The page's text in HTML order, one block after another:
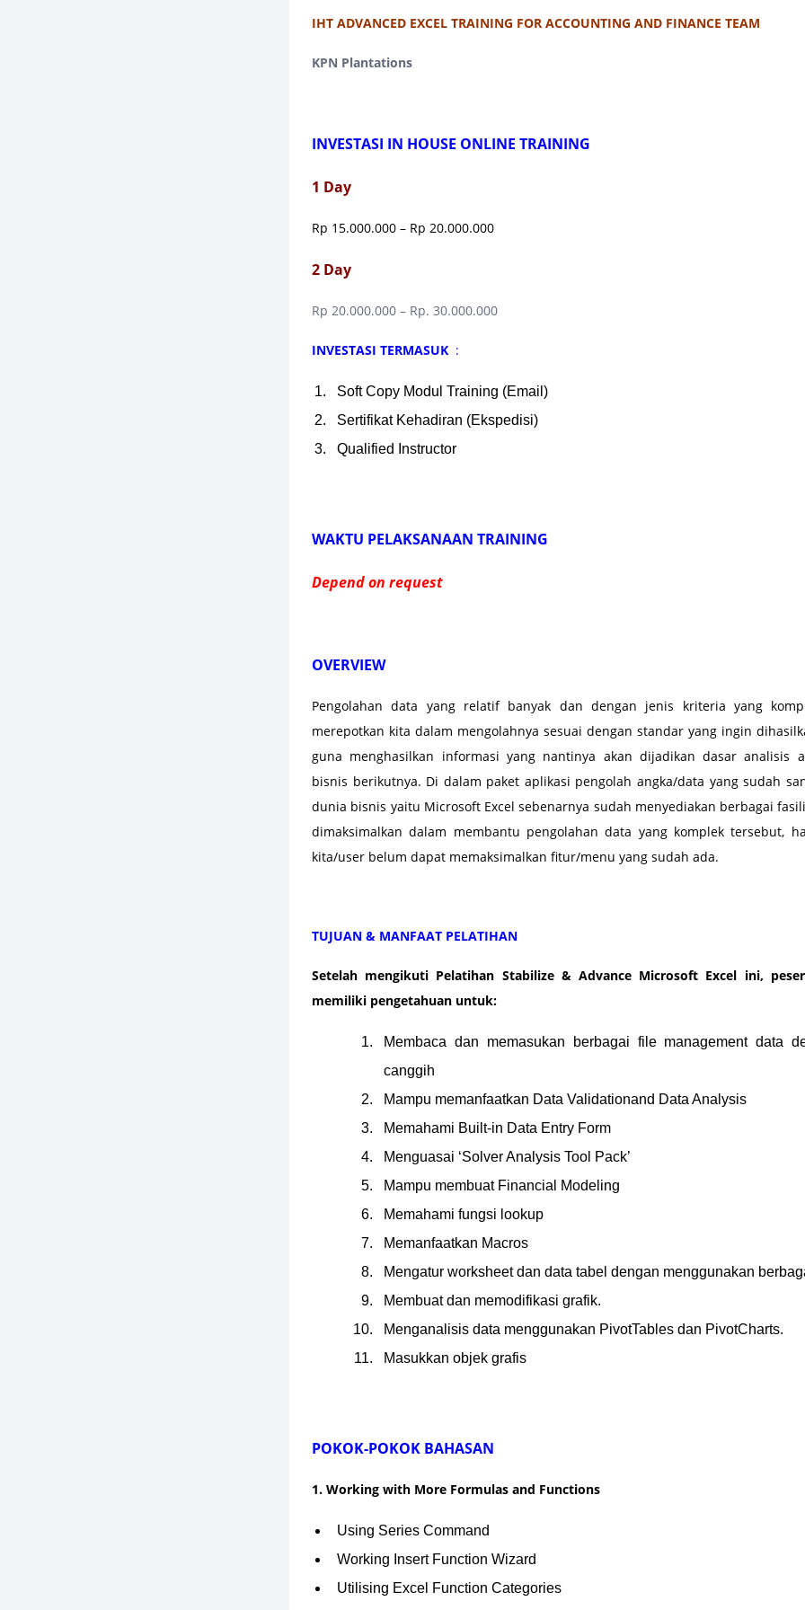
IHT ADVANCED EXCEL TRAINING FOR ACCOUNTING AND FINANCE TEAM
KPN Plantations
INVESTASI IN HOUSE ONLINE TRAINING
1 Day
Rp 15.000.000 – Rp 20.000.000
2 Day
Rp 20.000.000 – Rp. 30.000.000
INVESTASI TERMASUK :
Soft Copy Modul Training (Email)
Sertifikat Kehadiran (Ekspedisi)
Qualified Instructor
WAKTU PELAKSANAAN TRAINING
Depend on request
OVERVIEW
Pengolahan data yang relatif banyak dan dengan jenis kriteria yang
merepotkan kita dalam mengolahnya sesuai dengan standar yang ingin
guna menghasilkan informasi yang nantinya akan dijadikan dasar analisis
bisnis berikutnya. Di dalam paket aplikasi pengolah angka/data yang sudah
dunia bisnis yaitu Microsoft Excel sebenarnya sudah menyediakan berbagai
dimaksimalkan dalam membantu pengolahan data yang komplek tersebut,
kita/user belum dapat memaksimalkan fitur/menu yang sudah ada.
TUJUAN & MANFAAT PELATIHAN
Setelah mengikuti Pelatihan Stabilize & Advance Microsoft Excel ini,
memiliki pengetahuan untuk:
Membaca dan memasukan berbagai file management data
canggih
Mampu memanfaatkan Data Validationand Data Analysis
Memahami Built-in Data Entry Form
Menguasai ‘Solver Analysis Tool Pack’
Mampu membuat Financial Modeling
Memahami fungsi lookup
Memanfaatkan Macros
Mengatur worksheet dan data tabel dengan menggunakan
Membuat dan memodifikasi grafik.
Menganalisis data menggunakan PivotTables dan PivotCharts.
Masukkan objek grafis
POKOK-POKOK BAHASAN
1. Working with More Formulas and Functions
Using Series Command
Working Insert Function Wizard
Utilising Excel Function Categories